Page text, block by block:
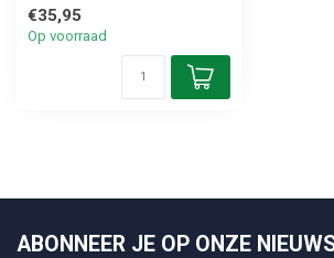
€35,95
Op voorraad
ABONNEER JE OP ONZE